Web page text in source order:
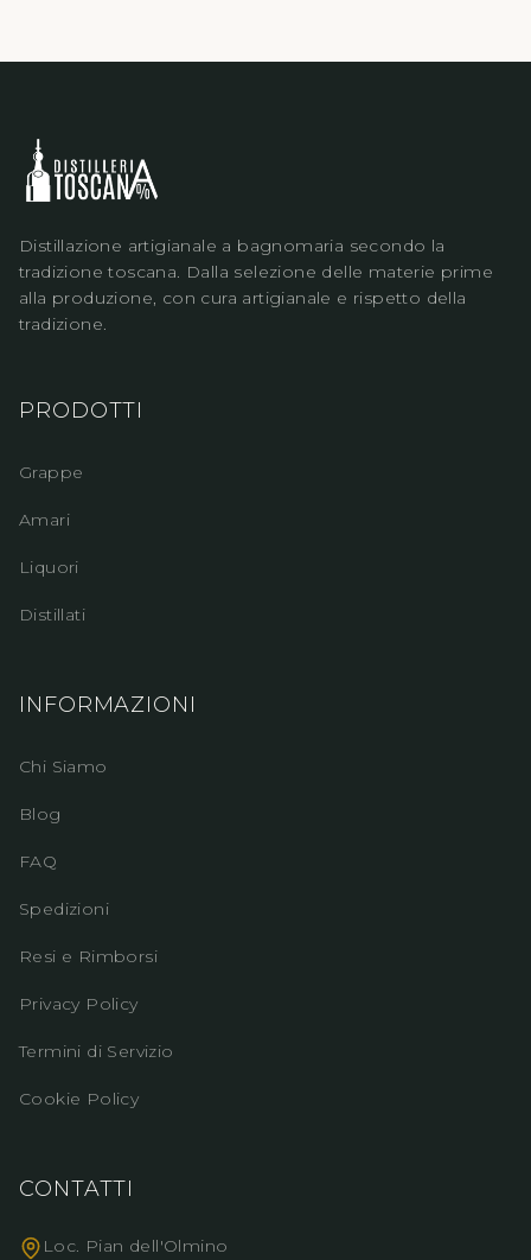
Distillazione artigianale a bagnomaria secondo la
tradizione toscana. Dalla selezione delle materie prime
alla produzione, con cura artigianale e rispetto della
tradizione.
PRODOTTI
Grappe
Amari
Liquori
Distillati
INFORMAZIONI
Chi Siamo
Blog
FAQ
Spedizioni
Resi e Rimborsi
Privacy Policy
Termini di Servizio
Cookie Policy
CONTATTI
Loc. Pian dell'Olmino